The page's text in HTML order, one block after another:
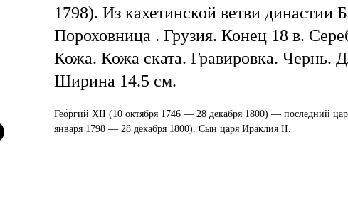
1798). Из кахетинской ветви династии
Пороховница . Грузия. Конец 18 в.
Кожа. Кожа ската. Гравировка. Чернь.
Ширина 14.5 см.
Гео́ргий XII (10 октября 1746 — 28 декабря 1800) — последний
января 1798 — 28 декабря 1800). Сын царя Ираклия II.